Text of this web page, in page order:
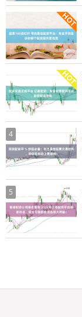
4
5